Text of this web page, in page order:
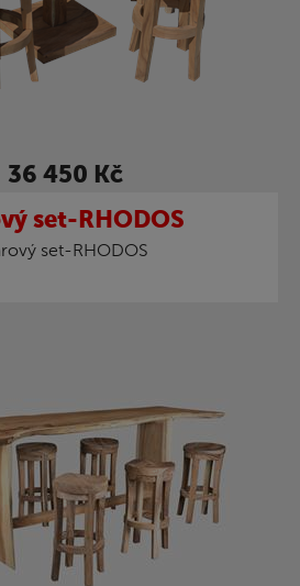
36 450 Kč
set-RHODOS
set-RHODOS